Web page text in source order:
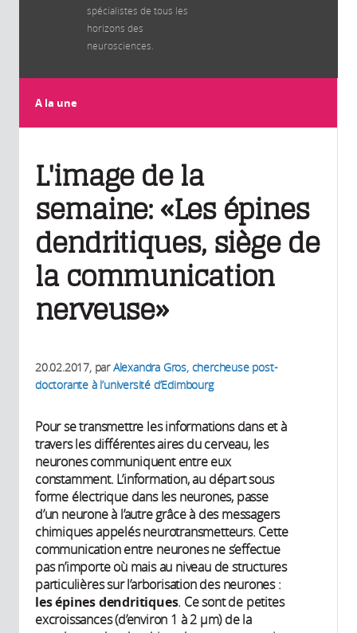
spécialistes de tous les
horizons des
neurosciences.
A la une
L'image de la
semaine: «Les épines
dendritiques, siège de
la communication
nerveuse»
20.02.2017, parAlexandra Gros, chercheuse post-
doctorante à l’université d’Edimbourg
Pour se transmettre les informations dans et à
travers les différentes aires du cerveau, les
neurones communiquent entre eux
constamment. L’information, au départ sous
forme électrique dans les neurones, passe
d’un neurone à l’autre grâce à des messagers
chimiques appelés neurotransmetteurs. Cette
communication entre neurones ne s’effectue
pas n’importe où mais au niveau de structures
particulières sur l’arborisation des neurones :
les épines dendritiques. Ce sont de petites
excroissances (d’environ 1 à 2 µm) de la